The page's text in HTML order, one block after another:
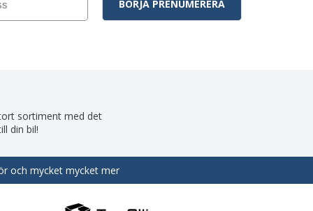
sortiment med det
din bil!
och mycket mycket mer